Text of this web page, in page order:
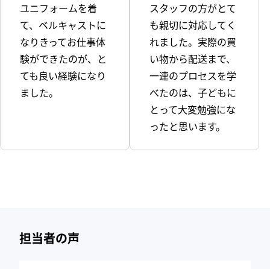
ユニフォームを着
て、ベルキャストに
なりきってお仕事体
験ができたのが、と
ても良い経験になり
ました。
スタッフの方がとて
も親切に対応してく
れました。実際の買
い物から配送まで、
一連のプロセスを学
べたのは、子どもに
とって大変勉強にな
ったと思います。
担当者の声